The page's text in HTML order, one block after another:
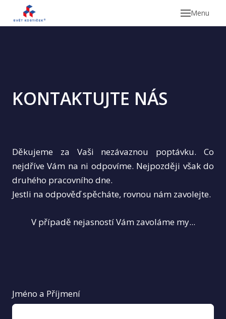
Menu
KONTAKTUJTE NÁS
Děkujeme za Vaši nezávaznou poptávku. Co
nejdříve Vám na ni odpovíme. Nejpozději však do
druhého pracovního dne.
Jestli na odpověď spěcháte, rovnou nám zavolejte.
V případě nejasností Vám zavoláme my...
Jméno a Příjmení